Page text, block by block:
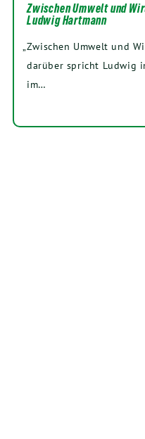
Zwischen Umwelt und
Ludwig Hartmann
Zwi­schen Umwelt und
dar­über spricht Lud­wig
im…